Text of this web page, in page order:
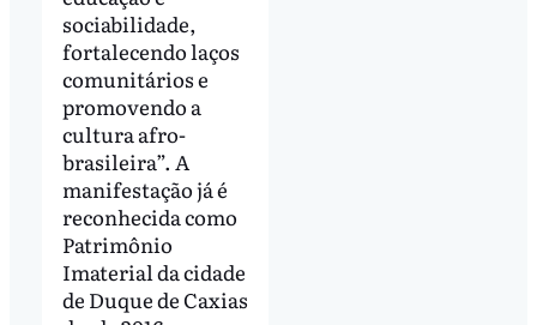
sociabilidade,
fortalecendo laços
comunitários e
promovendo a
cultura afro-
brasileira”. A
manifestação já é
reconhecida como
Patrimônio
Imaterial da cidade
de Duque de Caxias